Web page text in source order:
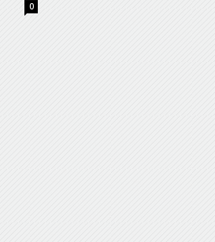
0